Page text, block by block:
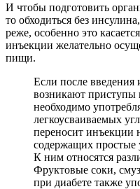
И чтобы подготовить
то обходиться без
реже, особенно это
инъекции желательно
пищи.
Если после
возникают приступы
необходимо
легкоусваиваемых
переносит инъекции
содержащих простые
К ним относятся
Фруктовые соки,
при диабете также